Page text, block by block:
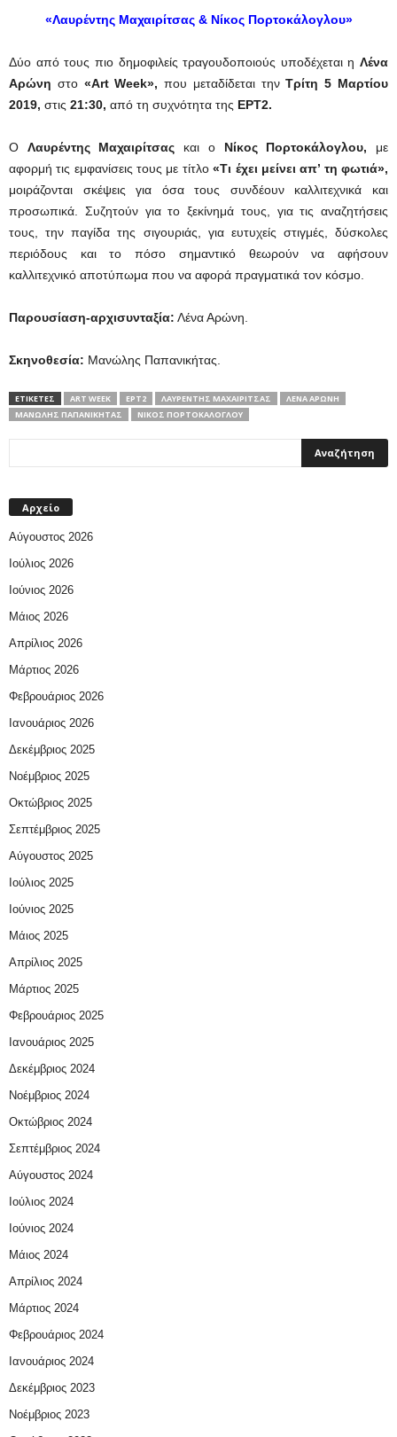
«Λαυρέντης Μαχαιρίτσας & Νίκος Πορτοκάλογλου»
Δύο από τους πιο δημοφιλείς τραγουδοποιούς υποδέχεται η Λένα
Αρώνη στο «Art Week»,που μεταδίδεται τηνΤρίτη 5 Μαρτίου
2019, στις 21:30, από τη συχνότητα της ΕΡΤ2.
Ο Λαυρέντης Μαχαιρίτσας και ο Νίκος Πορτοκάλογλου, με
αφορμή τις εμφανίσεις τους με τίτλο«Τι έχει μείνει απ’ τη φωτιά»,
μοιράζονται σκέψεις για όσα τους συνδέουν καλλιτεχνικά και
προσωπικά. Συζητούν για το ξεκίνημά τους, για τις αναζητήσεις
τους, την παγίδα της σιγουριάς, για ευτυχείς στιγμές, δύσκολες
περιόδους και το πόσο σημαντικό θεωρούν να αφήσουν
καλλιτεχνικό αποτύπωμα που να αφορά πραγματικά τον κόσμο.
Παρουσίαση-αρχισυνταξία: Λένα Αρώνη.
Σκηνοθεσία: Μανώλης Παπανικήτας.
ΕΤΙΚΕΤΕΣ ART WEEK ΕΡΤ2 ΛΑΥΡΈΝΤΗΣ ΜΑΧΑΙΡΊΤΣΑΣ
ΛΈΝΑ ΑΡΏΝΗ
ΜΑΝΏΛΗΣ ΠΑΠΑΝΙΚΉΤΑΣ
ΝΊΚΟΣ ΠΟΡΤΟΚΆΛΟΓΛΟΥ
Αρχείο
Αύγουστος 2026
Ιούλιος 2026
Ιούνιος 2026
Μάιος 2026
Απρίλιος 2026
Μάρτιος 2026
Φεβρουάριος 2026
Ιανουάριος 2026
Δεκέμβριος 2025
Νοέμβριος 2025
Οκτώβριος 2025
Σεπτέμβριος 2025
Αύγουστος 2025
Ιούλιος 2025
Ιούνιος 2025
Μάιος 2025
Απρίλιος 2025
Μάρτιος 2025
Φεβρουάριος 2025
Ιανουάριος 2025
Δεκέμβριος 2024
Νοέμβριος 2024
Οκτώβριος 2024
Σεπτέμβριος 2024
Αύγουστος 2024
Ιούλιος 2024
Ιούνιος 2024
Μάιος 2024
Απρίλιος 2024
Μάρτιος 2024
Φεβρουάριος 2024
Ιανουάριος 2024
Δεκέμβριος 2023
Νοέμβριος 2023